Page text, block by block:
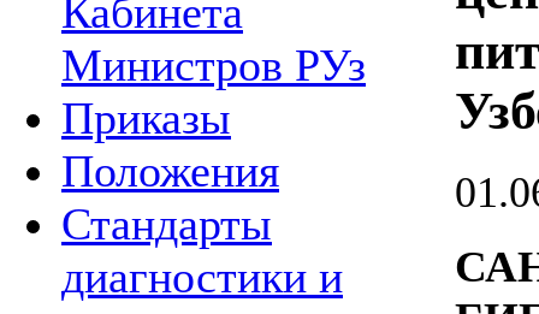
Кабинета
Министров РУз
Приказы
Положения
Стандарты
диагностики и